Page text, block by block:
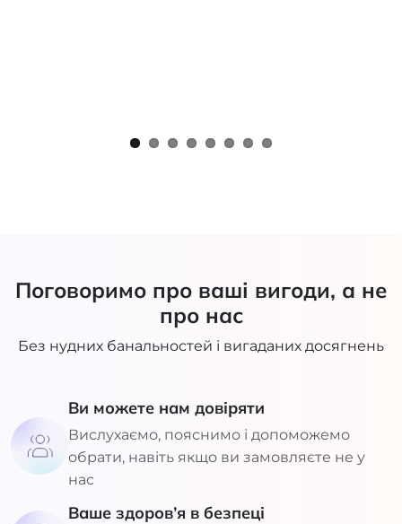
Поговоримо про ваші вигоди, а не
про нас
Без нудних банальностей і вигаданих досягнень
Ви можете нам довіряти
Вислухаємо, пояснимо і допоможемо
обрати, навіть якщо ви замовляєте не у
нас
Ваше здоров’я в безпеці